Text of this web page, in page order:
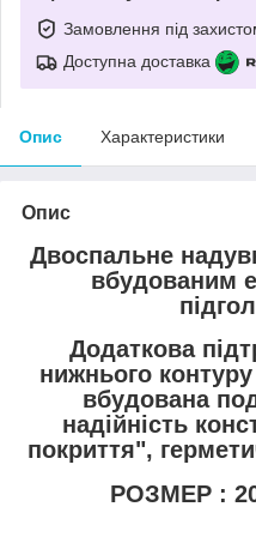
Замовлення під
Доступна доставка
Опис Характеристики
Опис
Двоспальне
вбудованим
Додаткова
нижнього
вбудована
надійність
покриття",
РОЗМЕР :